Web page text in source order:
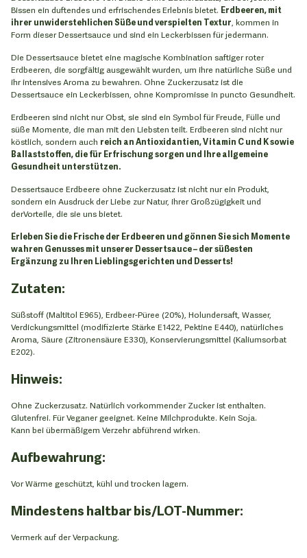
Bissen ein duftendes und erfrischendes Erlebnis bietet. Erdbeeren, mit
ihrer unwiderstehlichen Süße und verspielten Textur , kommen in
Form dieser Dessertsauce und sind ein Leckerbissen für jedermann.
Die Dessertsauce bietet eine magische Kombination saftiger roter
Erdbeeren, die sorgfältig ausgewählt wurden, um ihre natürliche Süße und
ihr intensives Aroma zu bewahren. Ohne Zuckerzusatz ist die
Dessertsauce ein Leckerbissen, ohne Kompromisse in puncto Gesundheit.
Erdbeeren sind nicht nur Obst, sie sind ein Symbol für Freude, Fülle und
süße Momente, die man mit den Liebsten teilt. Erdbeeren sind nicht nur
köstlich, sondern auch reich an Antioxidantien, Vitamin C und K sowie
Ballaststoffen, die für Erfrischung sorgen und Ihre allgemeine
Gesundheit unterstützen.
Dessertsauce Erdbeere ohne Zuckerzusatz ist nicht nur ein Produkt,
sondern ein Ausdruck der Liebe zur Natur, ihrer Großzügigkeit und
derVorteile, die sie uns bietet.
Erleben Sie die Frische der Erdbeeren und gönnen Sie sich Momente
wahren Genusses mit unserer Dessertsauce – der süßesten
Ergänzung zu Ihren Lieblingsgerichten und Desserts!
Zutaten:
Süßstoff (Maltitol E965), Erdbeer-Püree (20%), Holundersaft, Wasser,
Verdickungsmittel (modifizierte Stärke E1422, Pektine E440), natürliches
Aroma, Säure (Zitronensäure E330), Konservierungsmittel (Kaliumsorbat
E202).
Hinweis:
Ohne Zuckerzusatz. Natürlich vorkommender Zucker ist enthalten.
Glutenfrei. Für Veganer geeignet. Keine Milchprodukte. Kein Soja.
Kann bei übermäßigem Verzehr abführend wirken.
Aufbewahrung:
Vor Wärme geschützt, kühl und trocken lagern.
Mindestens haltbar bis/LOT-Nummer:
Vermerk auf der Verpackung.